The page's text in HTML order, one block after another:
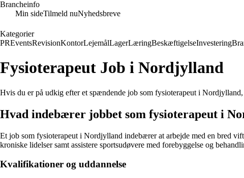
Brancheinfo
Min sideTilmeld nuNyhedsbreve
Kategorier
PREventsRevisionKontorLejemålLagerLæringBeskæftigelseInvestering
Fysioterapeut Job i Nordjylland
Hvis du er på udkig efter et spændende job som fysioterapeut i
Hvad indebærer jobbet som fysioterapeut i
Et job som fysioterapeut i Nordjylland indebærer at arbejde med en bred
kroniske lidelser samt assistere sportsudøvere med forebyggelse og
Kvalifikationer og uddannelse